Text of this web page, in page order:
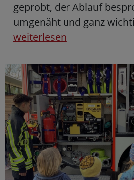
geprobt, der Ablauf
umgenäht und ganz
weiterlesen